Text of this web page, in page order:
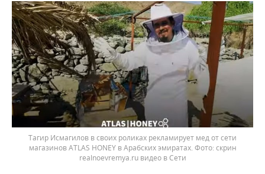
Тагир Исмагилов в своих роликах рекламирует мед от сети
магазинов ATLAS HONEY в Арабских эмиратах. Фото: скрин
realnoevremya.ru видео в Сети